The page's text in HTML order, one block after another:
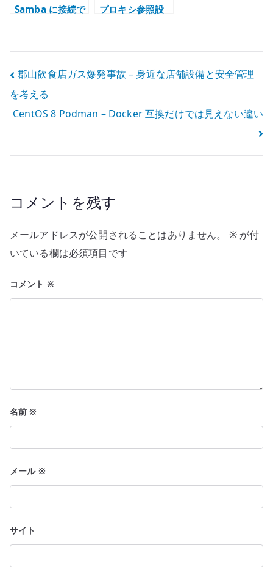
Samba に接続で
プロキシ参照設
投
稿
ナ
ビ
ー
シ
ョ
ン
郡山飲食店ガス爆発事故 – 身近な店舗設備と安全管理
を考える
CentOS 8 Podman – Docker 互換だけでは見えない違い
コメントを残す
メールアドレスが公開されることはありません。 ※が付
いている欄は必須項目です
コメント ※
名前※
メール ※
サイト